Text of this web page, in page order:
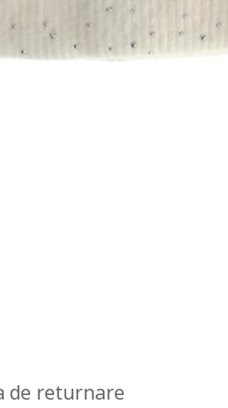
de returnare